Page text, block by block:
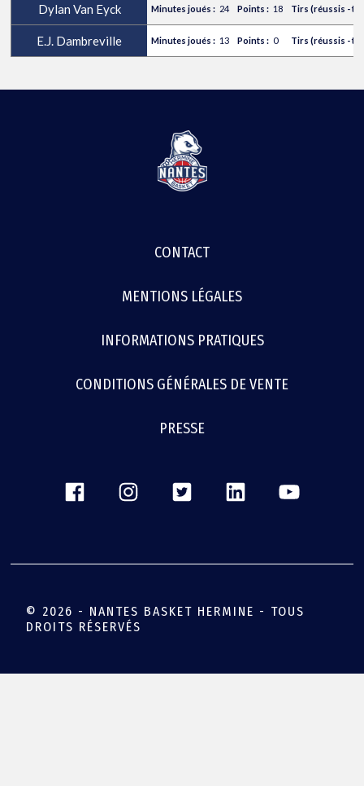
Dylan Van Eyck 24 18
E.J. Dambreville 13 0
CONTACT
MENTIONS LÉGALES
INFORMATIONS PRATIQUES
CONDITIONS GÉNÉRALES DE VENTE
PRESSE
© 2026 - NANTES BASKET HERMINE - TOUS
DROITS RÉSERVÉS